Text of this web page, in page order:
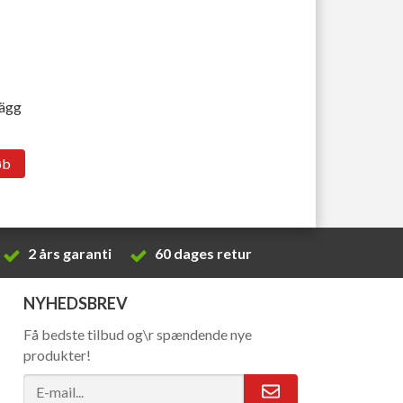
2 års garanti 60 dages retur
NYHEDSBREV
Få bedste tilbud og\r spændende nye
produkter!